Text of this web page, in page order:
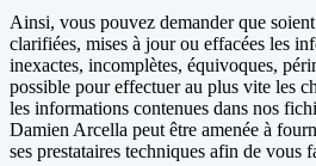
Ainsi, vous pouvez demander que
clarifiées, mises à jour ou effacées les
inexactes, incomplètes, équivoques,
possible pour effectuer au plus vite les
les informations contenues dans nos
Damien Arcella peut être amenée à
ses prestataires techniques afin de vous